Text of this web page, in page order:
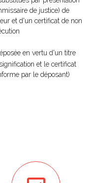
de justice) de
et d'un certificat de non
en vertu d'un titre
et le certificat
par le déposant)